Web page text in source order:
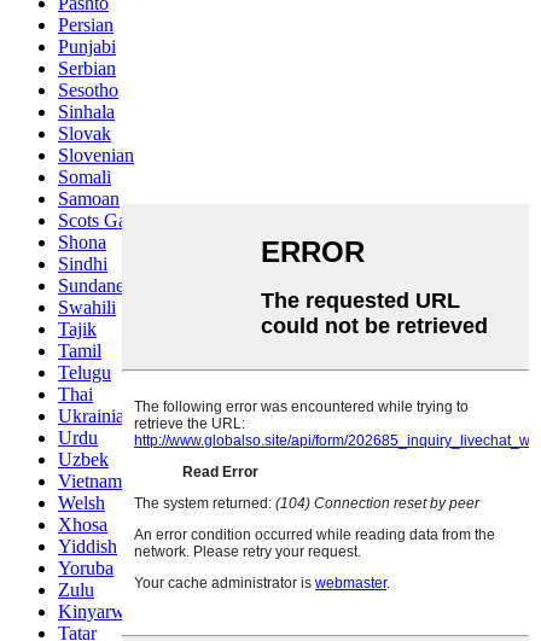
Persian
Punjabi
Serbian
Sesotho
Sinhala
Slovak
Slovenian
Somali
Samoan
Scots Gaelic
Shona
Sindhi
Sundanese
Swahili
Tajik
Tamil
Telugu
Thai
Ukrainian
Urdu
Uzbek
Vietnamese
Welsh
Xhosa
Yiddish
Yoruba
Zulu
Kinyarwanda
Tatar